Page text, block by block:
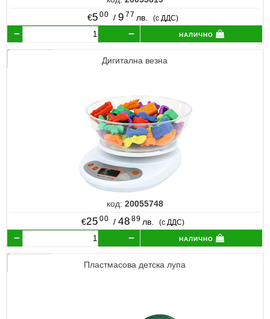
€5 00 / 9 77 лв. (с ДДС)
налично
Дигитална везна
код: 20055748
€25 00 / 48 89 лв. (с ДДС)
налично
Пластмасова детска лупа